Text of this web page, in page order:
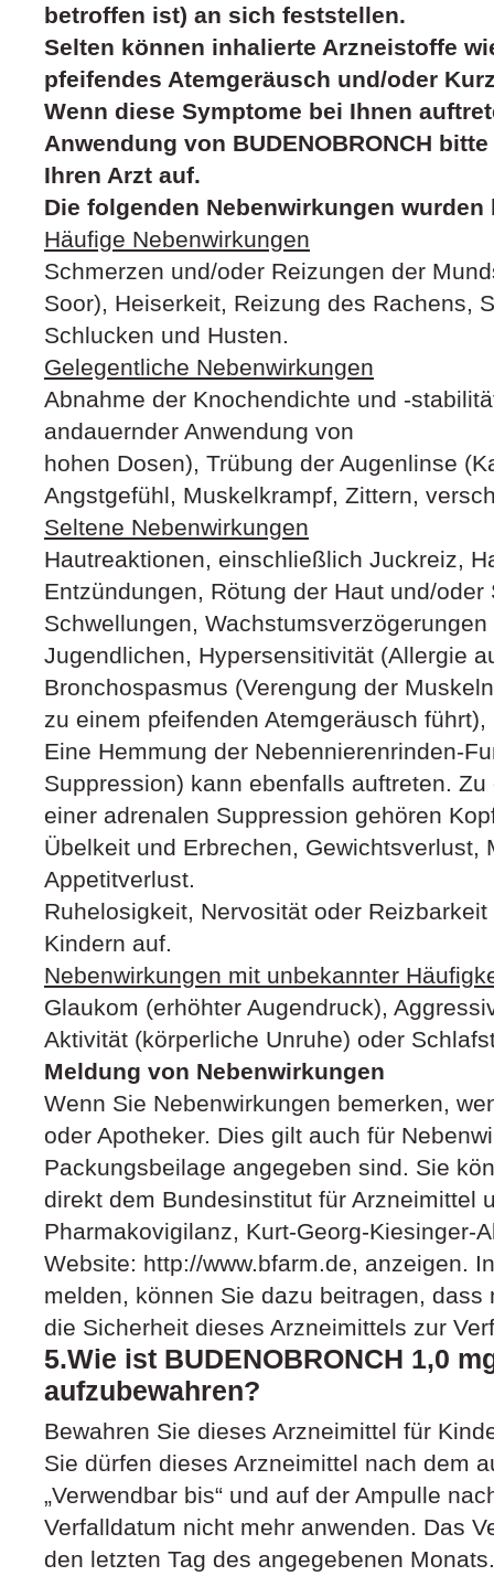
betroffen ist) an sich feststellen.
Selten können inhalierte Arzneistoffe
pfeifendes Atemgeräusch und/oder
Wenn diese Symptome bei Ihnen
Anwendung von BUDENOBRONCH
Ihren Arzt auf.
Die folgenden Nebenwirkungen wurden
Häufige Nebenwirkungen
Schmerzen und/oder Reizungen der
Soor), Heiserkeit, Reizung des Rachens,
Schlucken und Husten.
Gelegentliche Nebenwirkungen
Abnahme der Knochendichte und -
andauernder Anwendung von
hohen Dosen), Trübung der Augenlinse
Angstgefühl, Muskelkrampf, Zittern,
Seltene Nebenwirkungen
Hautreaktionen, einschließlich Juckreiz,
Entzündungen, Rötung der Haut und/oder
Schwellungen,
Jugendlichen, Hypersensitivität (Allergie
Bronchospasmus (Verengung der
zu einem pfeifenden Atemgeräusch
Eine Hemmung der Nebennierenrinden-
Suppression) kann ebenfalls auftreten.
einer adrenalen Suppression gehören
Übelkeit und Erbrechen, Gewichtsverlust,
Appetitverlust.
Ruhelosigkeit, Nervosität oder
Kindern auf.
Nebenwirkungen mit unbekannter
Glaukom (erhöhter Augendruck),
Aktivität (körperliche Unruhe) oder
Meldung von Nebenwirkungen
Wenn Sie Nebenwirkungen bemerken,
oder Apotheker. Dies gilt auch für
Packungsbeilage angegeben sind. Sie
direkt dem Bundesinstitut für Arzneimittel
Pharmakovigilanz, Kurt-Georg-Kiesinger-
Website: http://www.bfarm.de, anzeigen.
melden, können Sie dazu beitragen, dass
die Sicherheit dieses Arzneimittels zur
5.Wie ist BUDENOBRONCH 1,0
aufzubewahren?
Bewahren Sie dieses Arzneimittel für
Sie dürfen dieses Arzneimittel nach dem
„Verwendbar bis“ und auf der Ampulle
Verfalldatum nicht mehr anwenden. Das
den letzten Tag des angegebenen Monats.